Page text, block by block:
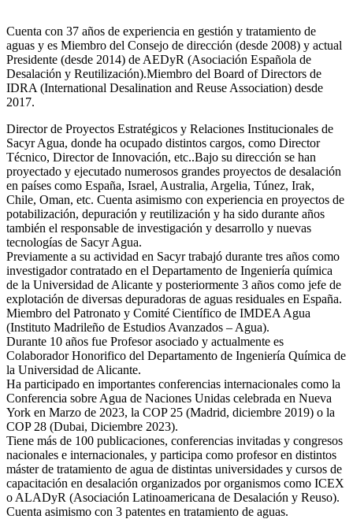
Cuenta con 37 años de experiencia en gestión y tratamiento de
aguas y es Miembro del Consejo de dirección (desde 2008) y actual
Presidente (desde 2014) de AEDyR (Asociación Española de
Desalación y Reutilización).Miembro del Board of Directors de
IDRA (International Desalination and Reuse Association) desde
2017.
Director de Proyectos Estratégicos y Relaciones Institucionales de
Sacyr Agua, donde ha ocupado distintos cargos, como Director
Técnico, Director de Innovación, etc..Bajo su dirección se han
proyectado y ejecutado numerosos grandes proyectos de desalación
en países como España, Israel, Australia, Argelia, Túnez, Irak,
Chile, Oman, etc. Cuenta asimismo con experiencia en proyectos de
potabilización, depuración y reutilización y ha sido durante años
también el responsable de investigación y desarrollo y nuevas
tecnologías de Sacyr Agua.
Previamente a su actividad en Sacyr trabajó durante tres años como
investigador contratado en el Departamento de Ingeniería química
de la Universidad de Alicante y posteriormente 3 años como jefe de
explotación de diversas depuradoras de aguas residuales en España.
Miembro del Patronato y Comité Científico de IMDEA Agua
(Instituto Madrileño de Estudios Avanzados – Agua).
Durante 10 años fue Profesor asociado y actualmente es
Colaborador Honorifico del Departamento de Ingeniería Química de
la Universidad de Alicante.
Ha participado en importantes conferencias internacionales como la
Conferencia sobre Agua de Naciones Unidas celebrada en Nueva
York en Marzo de 2023, la COP 25 (Madrid, diciembre 2019) o la
COP 28 (Dubai, Diciembre 2023).
Tiene más de 100 publicaciones, conferencias invitadas y congresos
nacionales e internacionales, y participa como profesor en distintos
máster de tratamiento de agua de distintas universidades y cursos de
capacitación en desalación organizados por organismos como ICEX
o ALADyR (Asociación Latinoamericana de Desalación y Reuso).
Cuenta asimismo con 3 patentes en tratamiento de aguas.